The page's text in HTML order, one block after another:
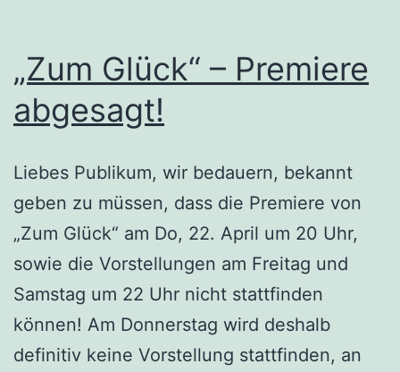
„Zum Glück“ – Premiere
abgesagt!
Liebes Publikum, wir bedauern, bekannt
geben zu müssen, dass die Premiere von
„Zum Glück“ am Do, 22. April um 20 Uhr,
sowie die Vorstellungen am Freitag und
Samstag um 22 Uhr nicht stattfinden
können! Am Donnerstag wird deshalb
definitiv keine Vorstellung stattfinden, an